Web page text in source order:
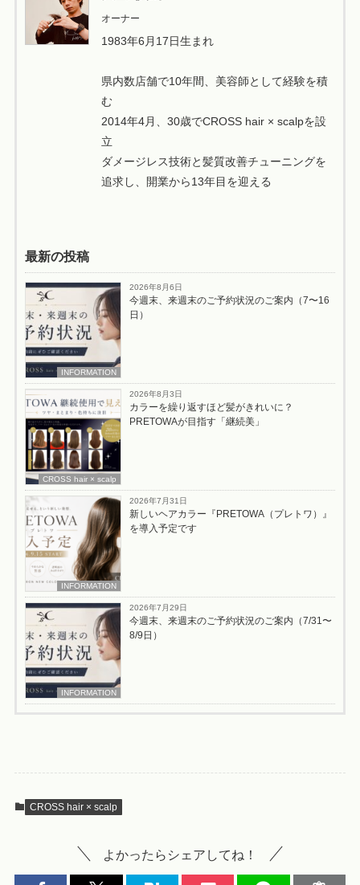
オーナー
1983年6月17日生まれ
県内数店舗で10年間、美容師として経験を積
む
2014年4月、30歳でCROSS hair × scalpを設
立
ダメージレス技術と髪質改善チューニングを
追求し、開業から13年目を迎える
最新の投稿
INFORMATION
2026年8月6日
今週末、来週末のご予約状況のご案内（7〜16
日）
CROSS hair × scalp
2026年8月3日
カラーを繰り返すほど髪がきれいに？
PRETOWAが目指す「継続美」
INFORMATION
2026年7月31日
新しいヘアカラー『PRETOWA（プレトワ）』
を導入予定です
INFORMATION
2026年7月29日
今週末、来週末のご予約状況のご案内（7/31〜
8/9日）
CROSS hair × scalp
よかったらシェアしてね！